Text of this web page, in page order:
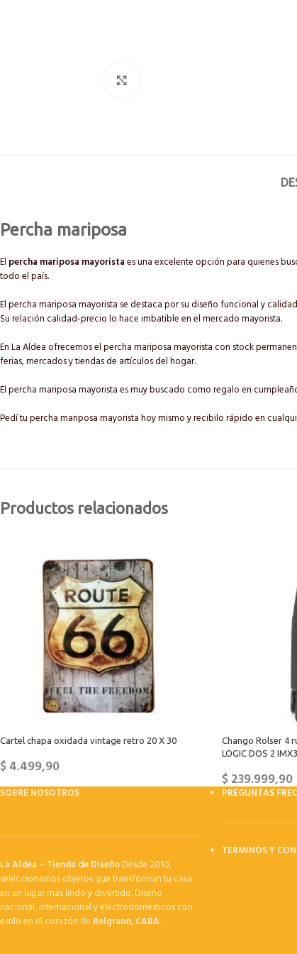
Percha mariposa
El percha mariposa mayoristaes una excelente opción para quienes
todo el país.
El percha mariposa mayorista se destaca por su diseño funcional y
Su relación calidad-precio lo hace imbatible en el mercado mayorista.
En La Aldea ofrecemos el percha mariposa mayorista con stock
ferias, mercados y tiendas de artículos del hogar.
El percha mariposa mayorista es muy buscado como regalo en
Pedí tu percha mariposa mayorista hoy mismo y recibilo rápido en
Productos relacionados
Cartel chapa oxidada vintage retro 20 X 30
$4.499,90
Chango Rolser 4
LOGIC DOS 2
$239.999,90
SOBRE NOSOTROS
La Aldea – Tienda de DiseñoDesde 2010,
seleccionamos objetos que transforman tu casa
en un lugar más lindo y divertido. Diseño
nacional, internacional y electrodomésticos con
estilo en el corazón de Belgrano, CABA.
PREGUNTAS
TERMINOS Y